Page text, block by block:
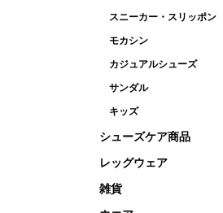
スニーカー・スリッポン
モカシン
カジュアルシューズ
サンダル
キッズ
シューズケア商品
レッグウェア
雑貨